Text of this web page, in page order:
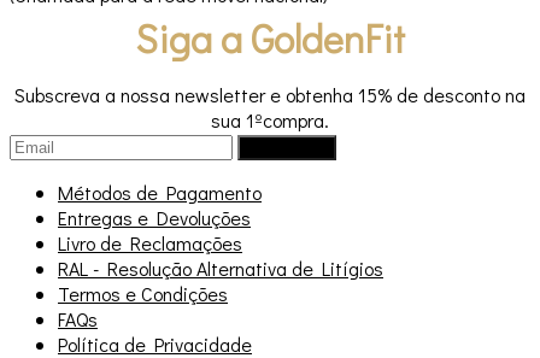
Siga a GoldenFit
Subscreva a nossa newsletter e obtenha 15% de desconto na
sua 1ºcompra.
Métodos de Pagamento
Entregas e Devoluções
Livro de Reclamações
RAL - Resolução Alternativa de Litígios
Termos e Condições
FAQs
Política de Privacidade